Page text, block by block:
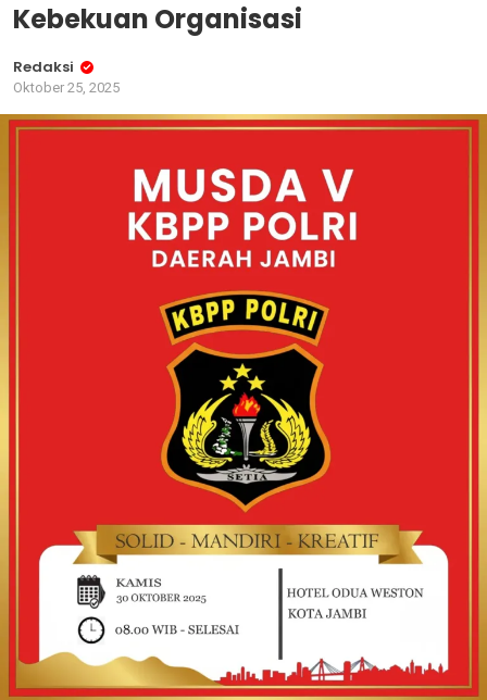
Kebekuan Organisasi
Redaksi
Oktober 25, 2025